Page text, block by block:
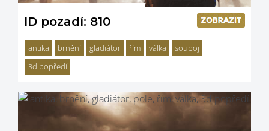
ID pozadí: 810
antika brnění gladiátor řím válka
souboj
3d popředí